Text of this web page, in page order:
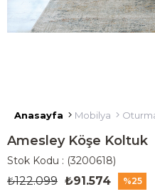
Anasayfa Mobilya
Amesley Köşe Koltuk
Stok Kodu (3200618)
₺122.099 ₺91.574 25